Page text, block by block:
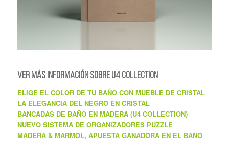
VER MÁS INFORMACIÓN SOBRE U4 COLLECTION
ELIGE EL COLOR DE TU BAÑO CON MUEBLE DE CRISTAL
LA ELEGANCIA DEL NEGRO EN CRISTAL
BANCADAS DE BAÑO EN MADERA (U4 COLLECTION)
NUEVO SISTEMA DE ORGANIZADORES PUZZLE
MADERA & MARMOL, APUESTA GANADORA EN EL BAÑO